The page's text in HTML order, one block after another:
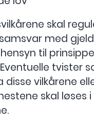
skal
med
til
tvister
vilkårene
skal løses i